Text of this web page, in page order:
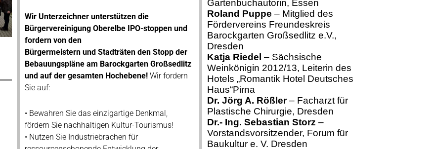
Wir Unterzeichner unterstützen die
Bürgervereinigung Oberelbe IPO-stoppen und
fordern von den
Bürgermeistern und Stadträten den Stopp der
Bebauungspläne am Barockgarten Großsedlitz
und auf der gesamten Hochebene!Wir fordern
Sie auf:
• Bewahren Sie das einzigartige Denkmal,
fördern Sie nachhaltigen Kultur-Tourismus!
• Nutzen Sie Industriebrachen für
Gartenbuchautorin, Essen
Roland Puppe – Mitglied des
Fördervereins Freundeskreis
Barockgarten Großsedlitz e.V.,
Dresden
Katja Riedel – Sächsische
Weinkönigin 2012/13, Leiterin des
Hotels „Romantik Hotel Deutsches
Haus“Pirna
Dr. Jörg A. Rößler– Facharzt für
Plastische Chirurgie, Dresden
Dr.- Ing. Sebastian Storz –
Vorstandsvorsitzender, Forum für
Baukultur e. V. Dresden